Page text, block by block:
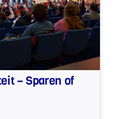
– Sparen of